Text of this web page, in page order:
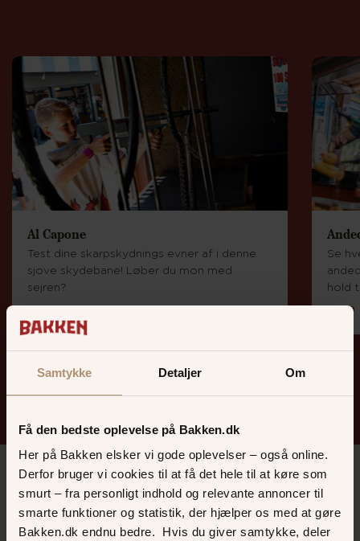
Samtykke Detaljer Om
Få den bedste oplevelse på Bakken.dk
Her på Bakken elsker vi gode oplevelser – også online.
Derfor bruger vi cookies til at få det hele til at køre som
smurt – fra personligt indhold og relevante annoncer til
smarte funktioner og statistik, der hjælper os med at gøre
Bakken.dk endnu bedre. Hvis du giver samtykke, deler
Al Capone
Test dine skarpskydnings evner af i denne
sjove skydebane! Løber du mon med
sejren?
Se
hold
RAP
Spil og sjov på Bakken